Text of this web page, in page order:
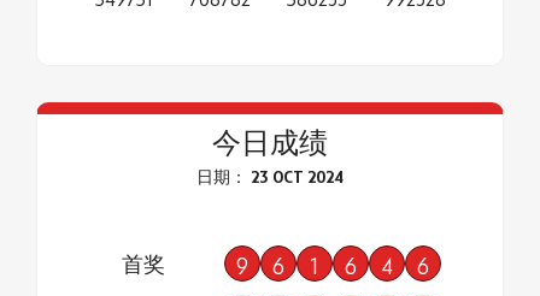
今日成绩
日期： 23 OCT 2024
首奖 9 6 1 6 4 6